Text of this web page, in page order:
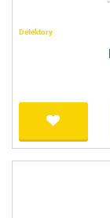
Detektory